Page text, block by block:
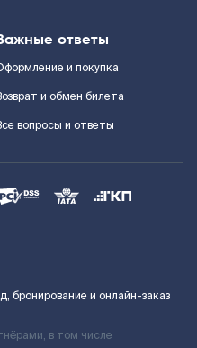
ответы
и покупка
и обмен билета
вопросы и ответы
бронирование и онлайн-заказ
в том числе